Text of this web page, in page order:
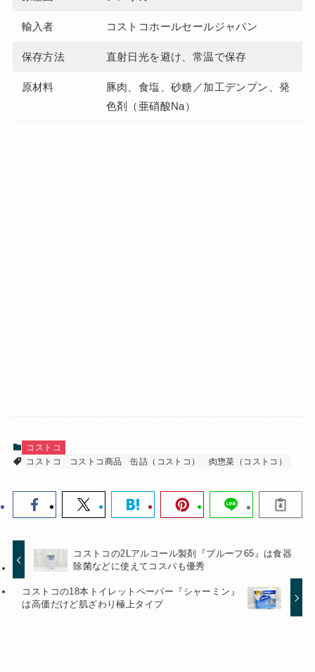
輸入者 コストコホールセールジャパン
保存方法 直射日光を避け、常温で保存
原材料
豚肉、食塩、砂糖／加工デンプン、発
色剤（亜硝酸Na）
コストコ
コストコ
コストコ商品 缶詰（コストコ） 肉惣菜（コストコ）
コストコの2Lアルコール製剤『プルーフ65』は食器
除菌などに使えてコスパも優秀
コストコの18本トイレットペーパー『シャーミン』
は高価だけど肌ざわり極上タイプ